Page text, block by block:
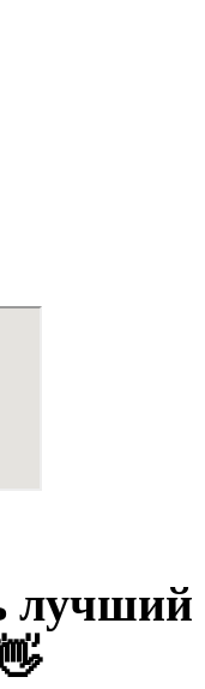
лучший